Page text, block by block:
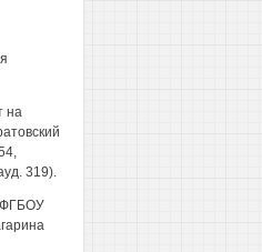
на
319).
ФГБОУ